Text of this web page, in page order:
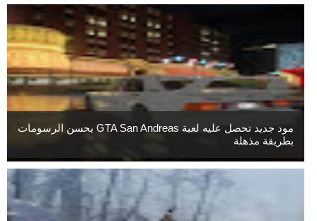
مود جديد تحصل عليه لعبة GTA San Andreas يحسن الرسومات
بطريقة مذهلة